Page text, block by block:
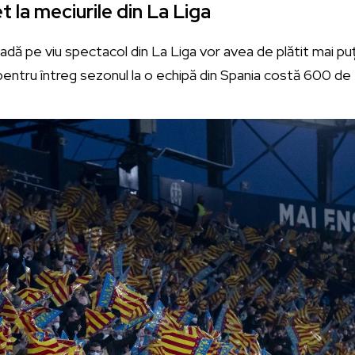
la meciurile din La Liga
pe viu spectacol din La Liga vor avea de plătit mai
întreg sezonul la o echipă din Spania costă 600 de